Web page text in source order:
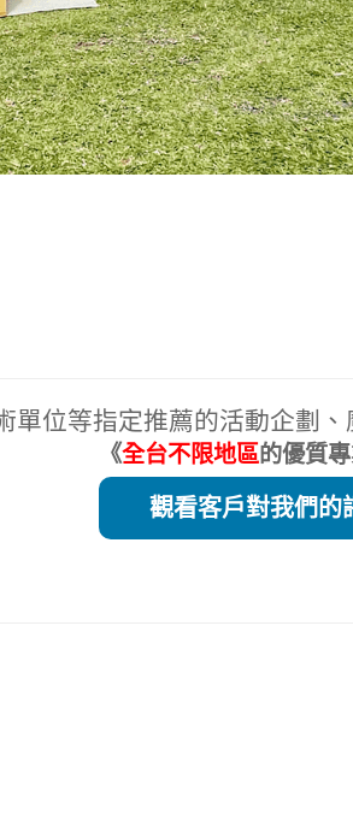
單位等指定推薦的活動企劃
《全台不限地區的優質專
觀看客戶對我們的